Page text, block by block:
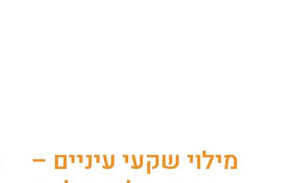
מילוי שקעי עיניים –